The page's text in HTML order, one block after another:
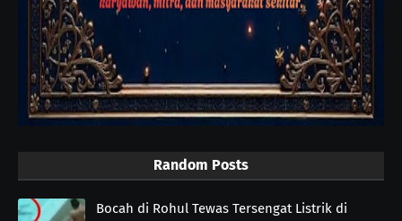
Random Posts
Bocah di Rohul Tewas Tersengat Listrik di